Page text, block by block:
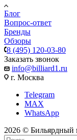
Блог
Вопрос-ответ
Бренды
Обзоры
8 (495) 120-03-80
Заказать звонок
info@billiard1.ru
г. Москва
Telegram
MAX
WhatsApp
2026 © Бильярдный